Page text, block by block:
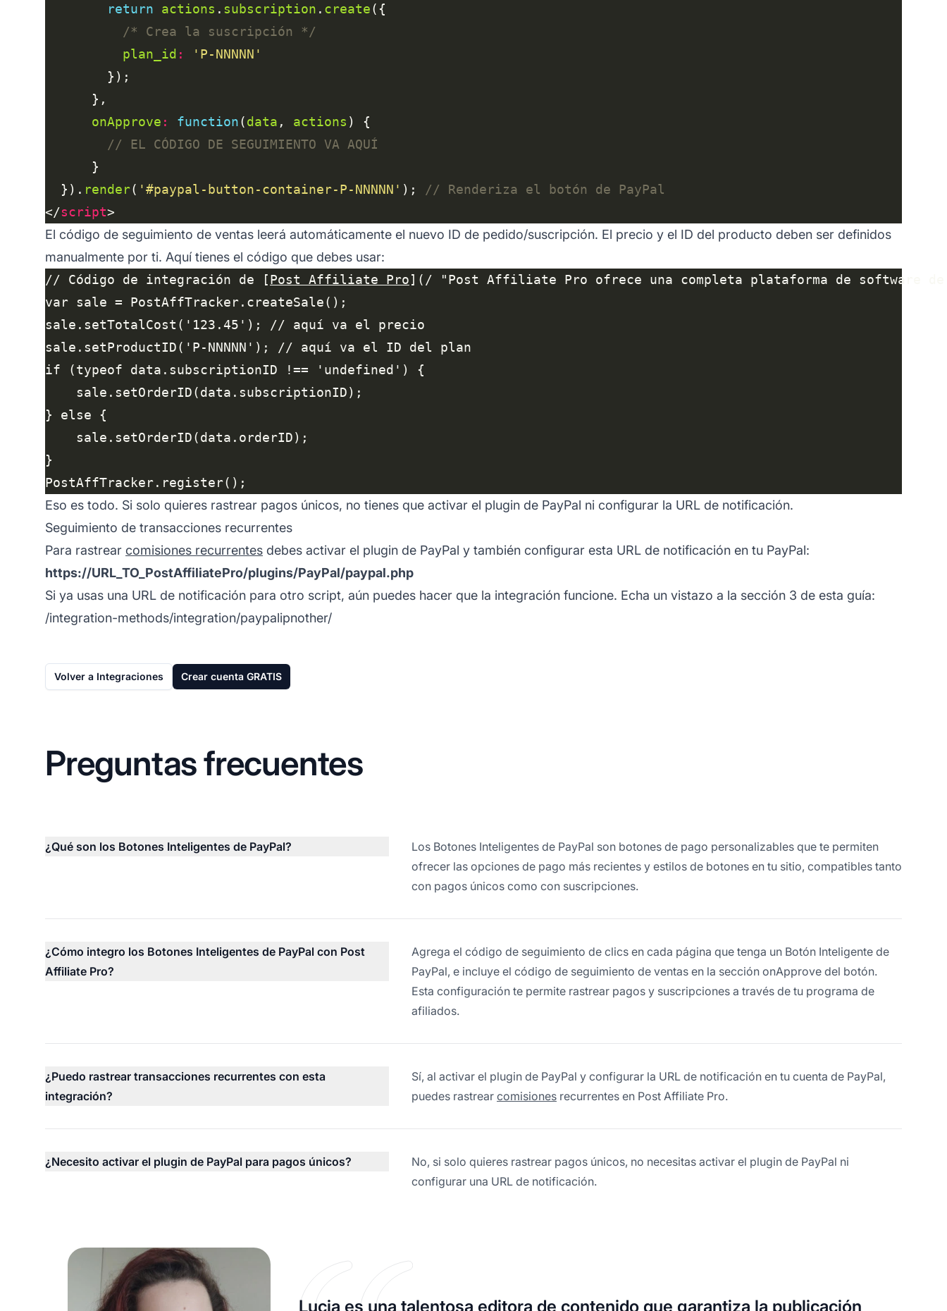
return
actions . subscription . create
/* Crea la suscripción */
plan_id :
'P-NNNNN'
onApprove : function(data , actions
  }).
render( '#paypal-button-container-P-NNNNN' );
</script
El código de seguimiento de ventas leerá automáticamente el nuevo ID de pedido/suscripción. El precio y el ID del producto deben ser definidos
manualmente por ti. Aquí tienes el código que debes usar:
// Código de integración de [Post Affiliate Pro](/ "Post Affiliate Pro ofrece una completa plataforma de software
Eso es todo. Si solo quieres rastrear pagos únicos, no tienes que activar el plugin de PayPal ni configurar la URL de notificación.
Seguimiento de transacciones recurrentes
Para rastrear comisiones recurrentes debes activar el plugin de PayPal y también configurar esta URL de notificación en tu PayPal:
https://URL_TO_PostAffiliatePro/plugins/PayPal/paypal.php
Si ya usas una URL de notificación para otro script, aún puedes hacer que la integración funcione. Echa un vistazo a la sección 3 de esta guía:
/integration-methods/integration/paypalipnother/
Volver a Integraciones Crear cuenta GRATIS
Preguntas frecuentes
¿Qué son los Botones Inteligentes de PayPal?
Los Botones Inteligentes de PayPal son botones de pago personalizables que te permiten
ofrecer las opciones de pago más recientes y estilos de botones en tu sitio, compatibles tanto
con pagos únicos como con suscripciones.
¿Cómo integro los Botones Inteligentes de PayPal con Post
Affiliate Pro?
Agrega el código de seguimiento de clics en cada página que tenga un Botón Inteligente de
PayPal, e incluye el código de seguimiento de ventas en la sección onApprove del botón.
Esta configuración te permite rastrear pagos y suscripciones a través de tu programa de
afiliados.
¿Puedo rastrear transacciones recurrentes con esta
integración?
Sí, al activar el plugin de PayPal y configurar la URL de notificación en tu cuenta de PayPal,
puedes rastrear comisiones recurrentes en Post Affiliate Pro.
¿Necesito activar el plugin de PayPal para pagos únicos?
No, si solo quieres rastrear pagos únicos, no necesitas activar el plugin de PayPal ni
configurar una URL de notificación.
Lucia es una talentosa editora de contenido que garantiza la publicación